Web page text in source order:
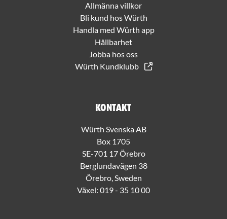
Allmänna villkor
Bli kund hos Würth
Handla med Würth app
Hållbarhet
Jobba hos oss
Würth Kundklubb
Kontakt
Würth Svenska AB
Box 1705
SE-701 17 Örebro
Berglundavägen 38
Örebro, Sweden
Växel: 019 - 35 10 00